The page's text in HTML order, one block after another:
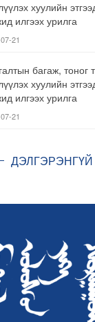
хуулийн
илгээх урилга
21
багаж, тоног
хуулийн
илгээх урилга
21
ДЭЛГЭРЭНГҮЙ